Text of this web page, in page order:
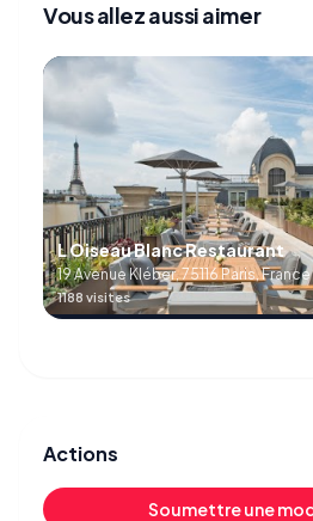
Vous allez aussi aimer
L Oiseau Blanc Restaurant
19 Avenue Kléber, 75116 Paris, France
1188 visites
Actions
Soumettre une